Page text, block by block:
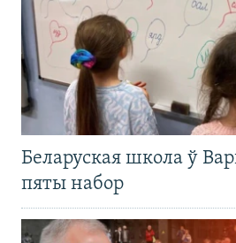
Беларуская школа ў
пяты набор